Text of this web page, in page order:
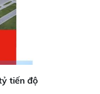
tiến độ